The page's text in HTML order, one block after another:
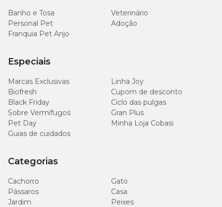
Banho e Tosa
Veterinário
Personal Pet
Adoção
Franquia Pet Anjo
Especiais
Marcas Exclusivas
Linha Joy
Biofresh
Cupom de desconto
Black Friday
Ciclo das pulgas
Sobre Vermífugos
Gran Plus
Pet Day
Minha Loja Cobasi
Guias de cuidados
Categorias
Cachorro
Gato
Pássaros
Casa
Jardim
Peixes